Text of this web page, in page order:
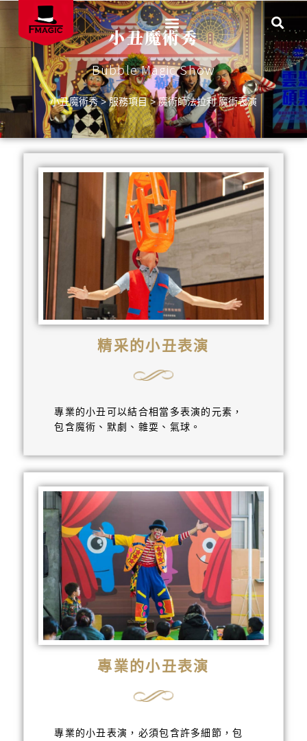
小丑魔術秀
Bubble Magic Show
小丑魔術秀>服務項目>魔術師法拉利 魔術表演
精采的小丑表演
專業的小丑可以結合相當多表演的元素，
包含魔術、默劇、雜耍、氣球。
專業的小丑表演
專業的小丑表演，必須包含許多細節，包